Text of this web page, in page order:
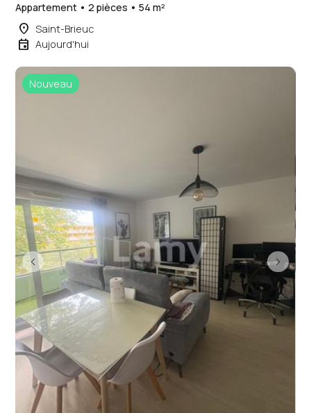
Appartement • 2 pièces • 54 m²
place Saint-Brieuc
event Aujourd'hui
Nouveau